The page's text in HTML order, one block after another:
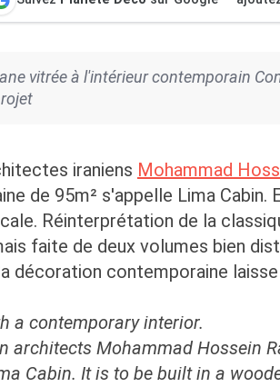
vitrée à l'intérieur contemporain
iraniens Mohammad
de 95m² s'appelle Lima
Réinterprétation de la
faite de deux volumes bien
décoration contemporaine
a contemporary interior.
architects Mohammad Hossein
Cabin. It is to be built in a